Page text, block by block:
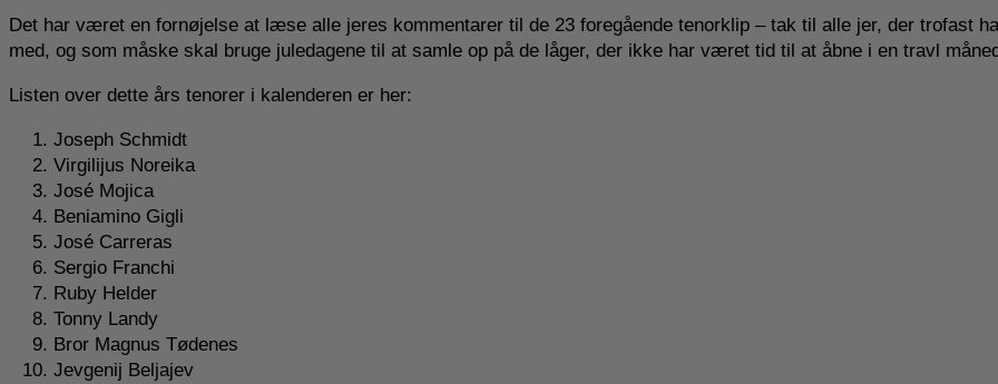
Det har været en fornøjelse at læse alle jeres kommentarer til de 23 foregående tenorklip – tak til alle jer, der trofast
med, og som måske skal bruge juledagene til at samle op på de låger, der ikke har været tid til at åbne i en travl
Listen over dette års tenorer i kalenderen er her:
Joseph Schmidt
Virgilijus Noreika
José Mojica
Beniamino Gigli
José Carreras
Sergio Franchi
Ruby Helder
Tonny Landy
Bror Magnus Tødenes
Jevgenij Beljajev